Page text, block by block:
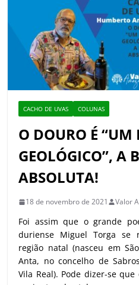
CACHO DE UVAS COLUNAS
O DOURO É “UM
GEOLÓGICO”, A
ABSOLUTA!
18 de novembro de 2021 Valor
Foi assim que o grande
duriense Miguel Torga se
região natal (nasceu em
Anta, no concelho de
Vila Real). Pode dizer-se